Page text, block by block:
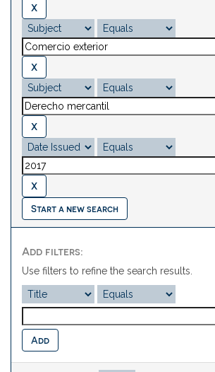
Start a new search
Add filters:
Use filters to refine the search results.